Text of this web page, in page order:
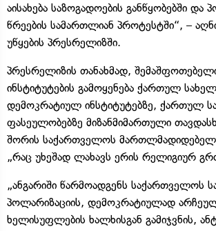
აისახება საზოგადოების განწყობებში და
წრეების სამართლიან პროტესტში“, –
უწყების პრესრელიზში.
პრესრელიზის თანახმად,
ინსტიტუტების გამოყენება ქართულ
დემოკრატიულ ინსტიტუტებზე, ქართულ
ფასეულობებზე მიზანმიმართული
შორის საქართველოს მართლმადიდებელ
„რაც უხეშად ლახავს ერის რელიგიურ
„ანგარიში წარმოადგენს საქართველოს
პოლარიზაციის, დემოკრატიულად
ხელისუფლების ხალხისგან გამიჯვნის,